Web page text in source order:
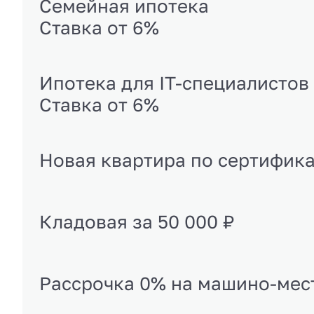
Семейная ипотека
Ставка от 6%
Ипотека для IT-специалистов
Ставка от 6%
Новая квартира по
Кладовая за 50 000 ₽
Рассрочка 0% на машино-